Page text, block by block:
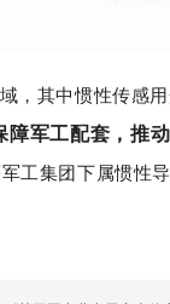
，其中惯性传
军工配套，推
工集团下属惯